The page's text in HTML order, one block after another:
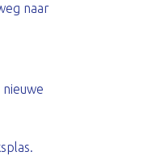
naar